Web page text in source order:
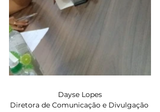
Dayse Lopes
Diretora de Comunicação e Divulgação